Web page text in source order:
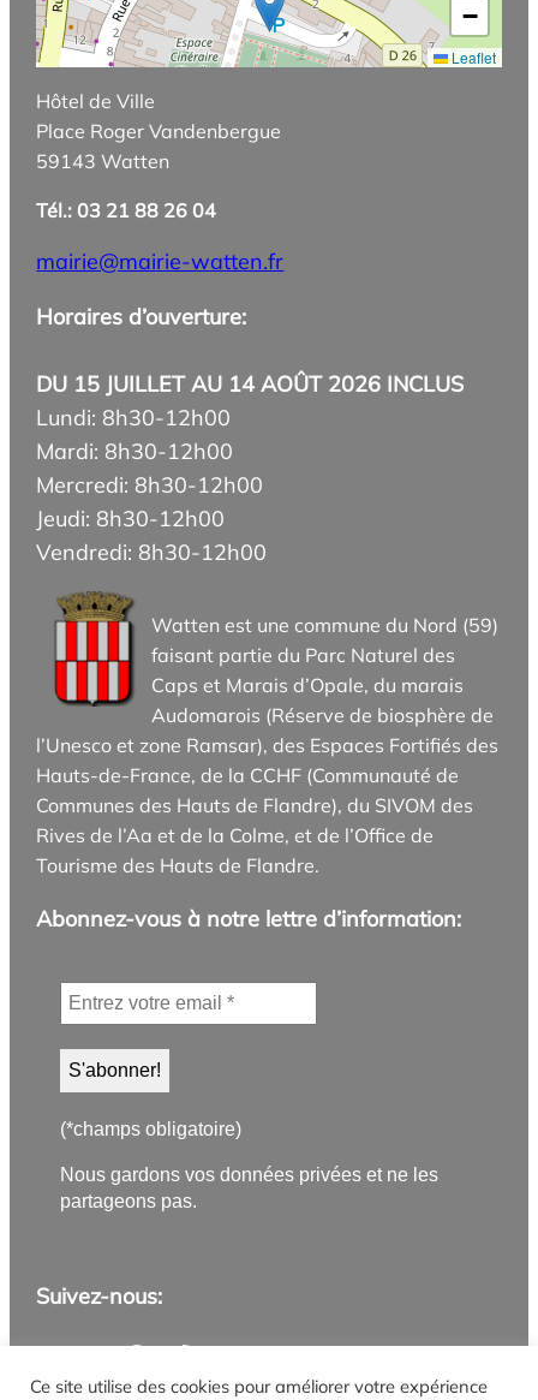
−
Leaflet
Hôtel de Ville
Place Roger Vandenbergue
59143 Watten
Tél.: 03 21 88 26 04
mairie@mairie-watten.fr
Horaires d’ouverture:
DU 15 JUILLET AU 14 AOÛT 2026 INCLUS
Lundi: 8h30-12h00
Mardi: 8h30-12h00
Mercredi: 8h30-12h00
Jeudi: 8h30-12h00
Vendredi: 8h30-12h00
Watten est une commune du Nord (59)
faisant partie du Parc Naturel des
Caps et Marais d’Opale, du marais
Audomarois (Réserve de biosphère de
l’Unesco et zone Ramsar), des Espaces Fortifiés des
Hauts-de-France, de la CCHF (Communauté de
Communes des Hauts de Flandre), du SIVOM des
Rives de l’Aa et de la Colme, et de l’Office de
Tourisme des Hauts de Flandre.
Abonnez-vous à notre lettre d’information:
(*champs obligatoire)
Nous gardons vos données privées et ne les
partageons pas.
Suivez-nous:
Application PanneauPocket
Lettre d'information
Instagram
Facebook
YouTube
Flux RSS
Ce site utilise des cookies pour améliorer votre expérience